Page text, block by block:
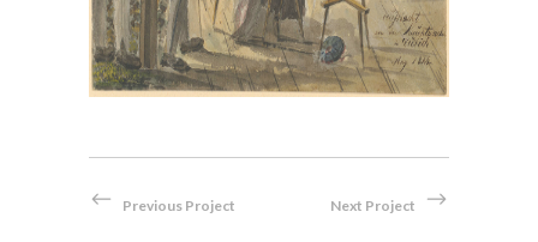
Previous Project Next Project